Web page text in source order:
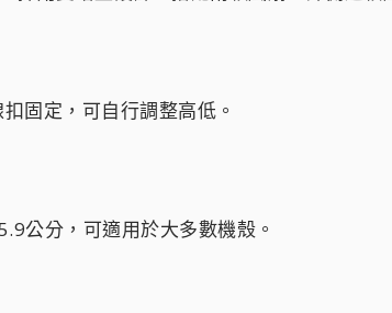
固定，可自行調整高低。
公分，可適用於大多數機殼。